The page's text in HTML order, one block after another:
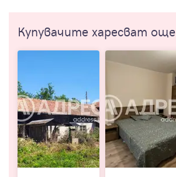
Купувачите харесват още